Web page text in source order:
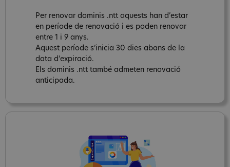
Per renovar dominis .ntt aquests han d’estar
en període de renovació i es poden renovar
entre 1 i 9 anys.
Aquest període s’inicia 30 dies abans de la
data d’expiració.
Els dominis .ntt també admeten renovació
anticipada.